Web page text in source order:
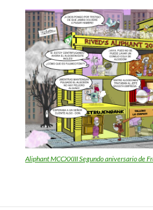
Aliphant MCCXXIII Segundo aniversario de